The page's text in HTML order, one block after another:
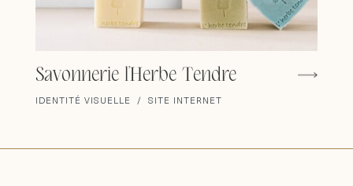
Savonnerie l'Herbe Tendre
IDENTITÉ VISUELLE / SITE INTERNET